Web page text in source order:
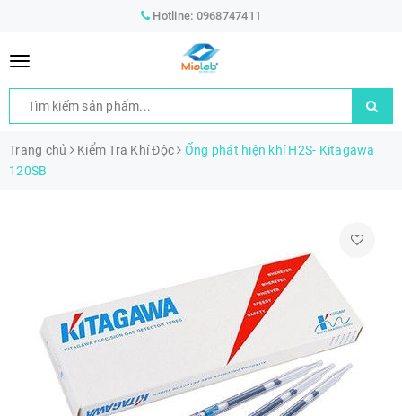
Hotline: 0968747411
Trang chủ Kiểm Tra Khí Độc
Ống phát hiện khí H2S- Kitagawa
120SB